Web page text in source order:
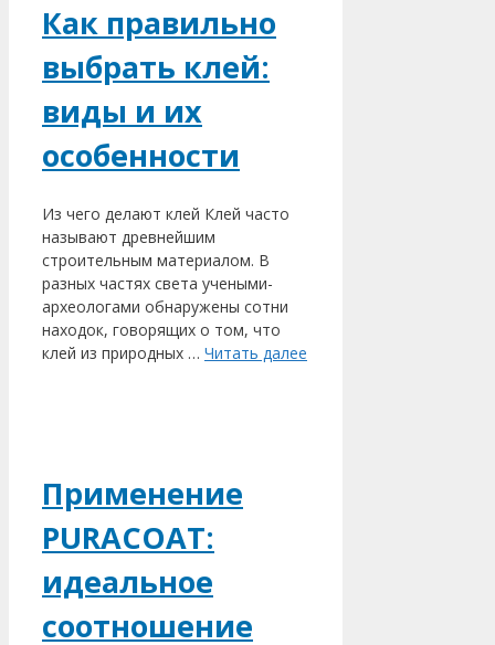
Как правильно
выбрать клей:
виды и их
особенности
Из чего делают клей Клей часто
называют древнейшим
строительным материалом. В
разных частях света учеными-
археологами обнаружены сотни
находок, говорящих о том, что
клей из природных … Читать далее
Применение
PURACOAT:
идеальное
соотношение